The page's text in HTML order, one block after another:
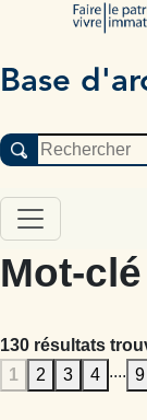
Base
Mot-
130 résultats
1
2 3 4 .... 9